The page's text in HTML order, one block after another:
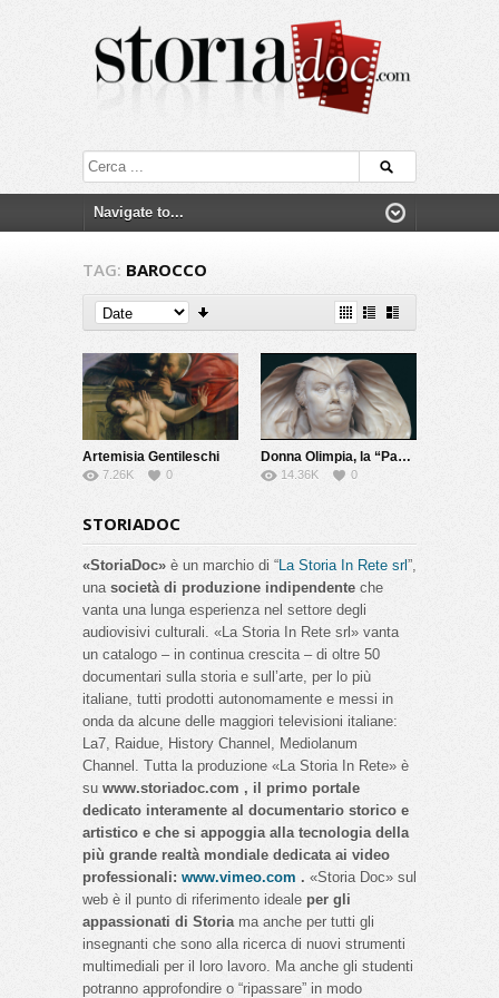
TAG: BAROCCO
Artemisia Gentileschi
7.26K 0
Donna Olimpia, la “Papessa” di Roma
14.36K 0
STORIADOC
«StoriaDoc» è un marchio di “La Storia In Rete srl”,
una società di produzione indipendente che
vanta una lunga esperienza nel settore degli
audiovisivi culturali. «La Storia In Rete srl» vanta
un catalogo – in continua crescita – di oltre 50
documentari sulla storia e sull’arte, per lo più
italiane, tutti prodotti autonomamente e messi in
onda da alcune delle maggiori televisioni italiane:
La7, Raidue, History Channel, Mediolanum
Channel. Tutta la produzione «La Storia In Rete» è
su www.storiadoc.com , il primo portale
dedicato interamente al documentario storico e
artistico e che si appoggia alla tecnologia della
più grande realtà mondiale dedicata ai video
professionali: www.vimeo.com . «Storia Doc» sul
web è il punto di riferimento ideale per gli
appassionati di Storiama anche per tutti gli
insegnanti che sono alla ricerca di nuovi strumenti
multimediali per il loro lavoro. Ma anche gli studenti
potranno approfondire o “ripassare” in modo